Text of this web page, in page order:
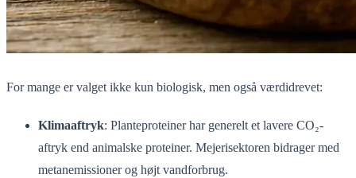
For mange er valget ikke kun biologisk, men også værdidrevet:
Klimaaftryk: Planteproteiner har generelt et lavere CO₂-
aftryk end animalske proteiner. Mejerisektoren bidrager med
metanemissioner og højt vandforbrug.